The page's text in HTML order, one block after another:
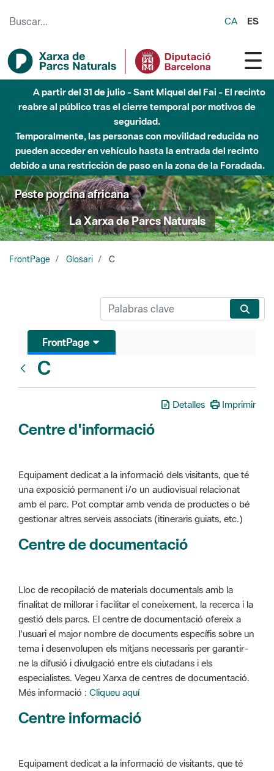
CA ES
A partir del 31 de julio - Sant Miquel del Fai - El recinto
reabre al público tras el cierre temporal por motivos de
seguridad.
Temporalmente, las personas con movilidad reducida no
pueden acceder en vehículo hasta la entrada del recinto
debido a una restricción de paso en la zona de la Foradada.
Peste porcina africana
La Xarxa de Parcs Naturals
FrontPage Glosari C
FrontPage
C
Detalles Imprimir
Centre d'informació
Equipament dedicat a la informació dels visitants, que té
una exposició permanent i/o un audiovisual relacionat
amb el parc. Pot comptar amb venda de productes o bé
gestionar altres serveis associats (itineraris guiats, etc.)
Centre de documentació
Lloc de recopilació de materials documentals amb la
finalitat de millorar i facilitar el coneixement, la recerca i la
gestió dels parcs. El centre de documentació ofereix a
l'usuari el major nombre de documents específis sobre un
tema i desenvolupen els mitjans necessaris per garantir-
ne la difusió i divulgació entre els ciutadans i els
especialistes. Vegeu Xarxa de centres de documentació.
Més informació : Cliqueu aquí
Centre informació
Equipament dedicat a la informació de visitants, que té